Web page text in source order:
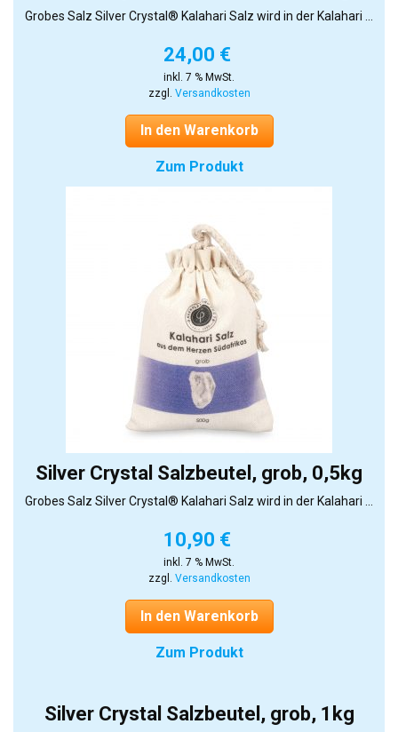
Grobes Salz Silver Crystal® Kalahari Salz wird in der Kalahari ...
24,00 €
inkl. 7 % MwSt.
zzgl. Versandkosten
In den Warenkorb
Zum Produkt
Silver Crystal Salzbeutel, grob, 0,5kg
Grobes Salz Silver Crystal® Kalahari Salz wird in der Kalahari ...
10,90 €
inkl. 7 % MwSt.
zzgl. Versandkosten
In den Warenkorb
Zum Produkt
Silver Crystal Salzbeutel, grob, 1kg